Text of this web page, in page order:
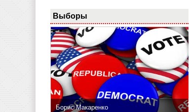
Выборы
Борис Макаренко